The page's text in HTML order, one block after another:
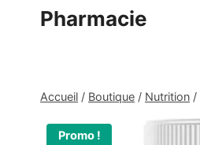
Pharmacie
Accueil / Boutique / Nutrition /
Promo !